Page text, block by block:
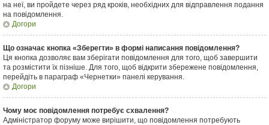
на неї, ви пройдете через ряд кроків, необхідних для відправлення подання
на повідомлення.
Догори
Що означає кнопка «Зберегти» в формі написання повідомлення?
Ця кнопка дозволяє вам зберігати повідомлення для того, щоб завершити
та розмістити їх пізніше. Для того, щоб відкрити збережене повідомлення,
перейдіть в параграф «Чернетки» панелі керування.
Догори
Чому моє повідомлення потребує схвалення?
Адміністратор форуму може вирішити, що повідомлення потребують